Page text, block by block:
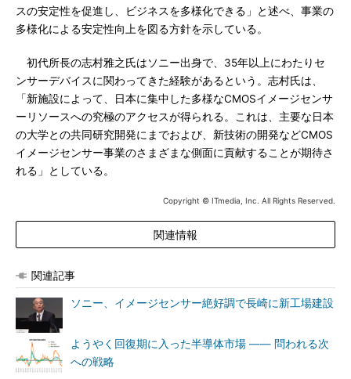
スの安定性を促進し、ビジネスを多様化できる」と述べ、事業の
多様化による安定性向上を図る方針を示している。
初代所長の志村雅之氏はソニー出身で、35年以上にわたりセ
ンサーデバイスに関わってきた経験があるという。志村氏は、
「新施設によって、日本に集中した多様なCMOSイメージセンサ
ーリソースへの究極のアクセスが得られる。これは、主要な日本
の大学との共同研究開発にまでおよび、新技術の開発などCMOS
イメージセンサー事業のさまざまな側面に貢献することが期待さ
れる」としている。
Copyright © ITmedia, Inc. All Rights Reserved.
関連情報
関連記事
ソニー、イメージセンサー絶好調で長崎に新工場建設
ようやく回復期に入った半導体市場 ―― 問われる次
への戦略